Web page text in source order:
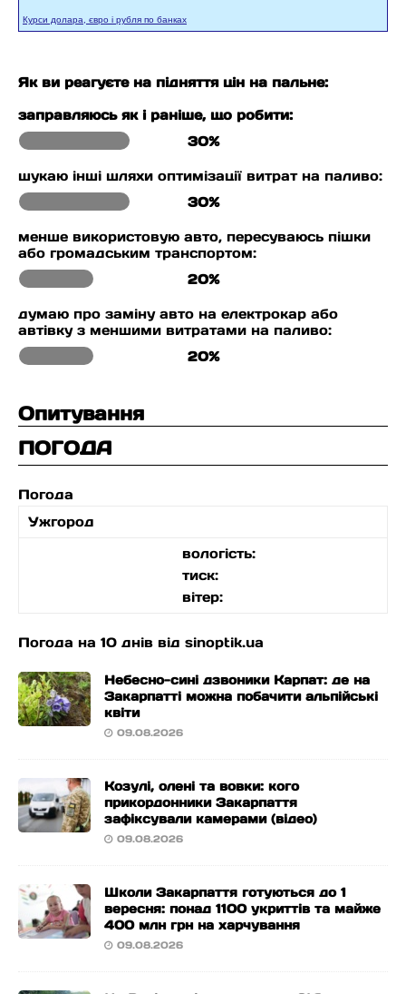
Курси долара, євро і рубля по банках
Як ви реагуєте на підняття цін на пальне:
заправляюсь як і раніше, що робити:
30%
шукаю інші шляхи оптимізації витрат на паливо:
30%
менше використовую авто, пересуваюсь пішки
або громадським транспортом:
20%
думаю про заміну авто на електрокар або
автівку з меншими витратами на паливо:
20%
Опитування
ПОГОДА
Погода
Ужгород
вологість:
тиск:
вітер:
Погода на 10 днів від sinoptik.ua
Небесно-сині дзвоники Карпат: де на
Закарпатті можна побачити альпійські
квіти
09.08.2026
Козулі, олені та вовки: кого
прикордонники Закарпаття
зафіксували камерами (відео)
09.08.2026
Школи Закарпаття готуються до 1
вересня: понад 1100 укриттів та майже
400 млн грн на харчування
09.08.2026